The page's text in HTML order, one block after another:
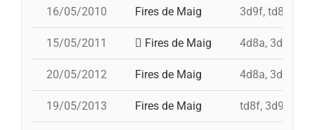
16/05/2010 Fires de Maig 3d9f, td8f,
15/05/2011 Fires de Maig 4d8a, 3d9f,
20/05/2012 Fires de Maig 4d8a, 3d9f,
19/05/2013 Fires de Maig td8f, 3d9f,